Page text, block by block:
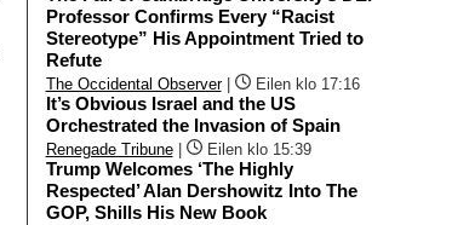
Professor Confirms Every “Racist
Stereotype” His Appointment Tried to
Refute
The Occidental Observer| Eilen klo 17:16
It’s Obvious Israel and the US
Orchestrated the Invasion of Spain
Renegade Tribune| Eilen klo 15:39
Trump Welcomes ‘The Highly
Respected’ Alan Dershowitz Into The
GOP, Shills His New Book